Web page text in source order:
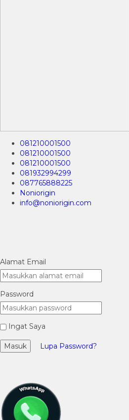
081210001500
081210001500
081210001500
081932994299
087765888225
Noniorigin
info@noniorigin.com
Alamat Email
Password
Ingat Saya
Masuk Lupa Password?